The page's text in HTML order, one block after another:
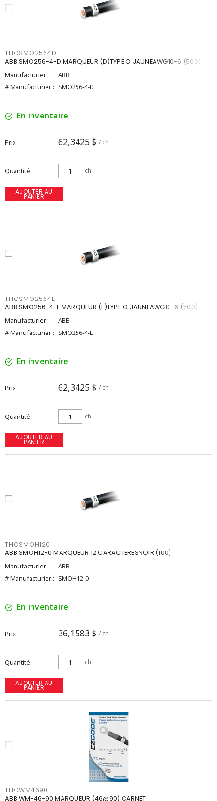
THOSMO2564D
ABB SMO256-4-D MARQUEUR (D)TYPE O JAUNEAWG10-6 (500)
Manufacturier :
ABB
# Manufacturier : SMO256-4-D
En inventaire
Prix 62,3425 $ / ch
Quantité ch
AJOUTER AU
PANIER
THOSMO2564E
ABB SMO256-4-E MARQUEUR (E)TYPE O JAUNEAWG10-6 (500)
Manufacturier :
ABB
# Manufacturier : SMO256-4-E
En inventaire
Prix 62,3425 $ / ch
Quantité ch
AJOUTER AU
PANIER
THOSMOH120
ABB SMOH12-0 MARQUEUR 12 CARACTERESNOIR (100)
Manufacturier :
ABB
# Manufacturier : SMOH12-0
En inventaire
Prix 36,1583 $ / ch
Quantité ch
AJOUTER AU
PANIER
THOWM4690
ABB WM-46-90 MARQUEUR (46@90) CARNET